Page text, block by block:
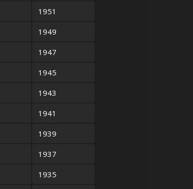
1951
1949
1947
1945
1943
1941
1939
1937
1935